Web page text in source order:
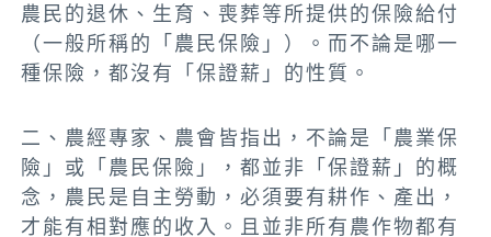
農民的退休、生育、喪葬等所提供的保險給付
（一般所稱的「農民保險」）。而不論是哪一
種保險，都沒有「保證薪」的性質。
二、農經專家、農會皆指出，不論是「農業保
險」或「農民保險」，都並非「保證薪」的概
念，農民是自主勞動，必須要有耕作、產出，
才能有相對應的收入。且並非所有農作物都有